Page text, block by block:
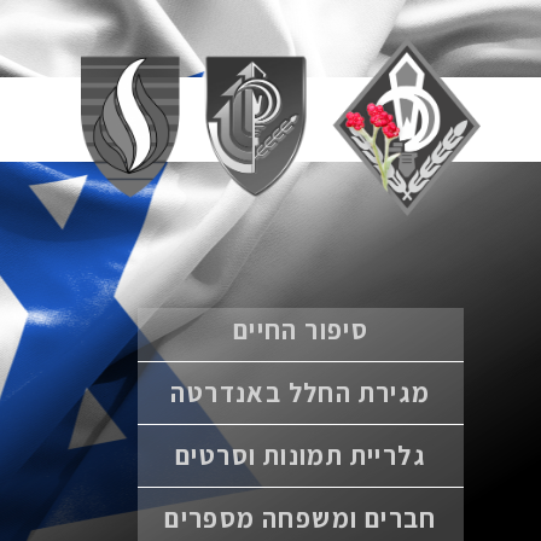
סיפור החיים
מגירת החלל באנדרטה
גלריית תמונות וסרטים
חברים ומשפחה מספרים